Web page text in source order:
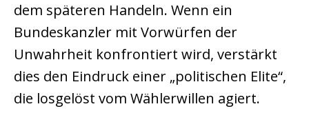
dem späteren Handeln. Wenn ein
Bundeskanzler mit Vorwürfen der
Unwahrheit konfrontiert wird, verstärkt
dies den Eindruck einer „politischen Elite“,
die losgelöst vom Wählerwillen agiert.